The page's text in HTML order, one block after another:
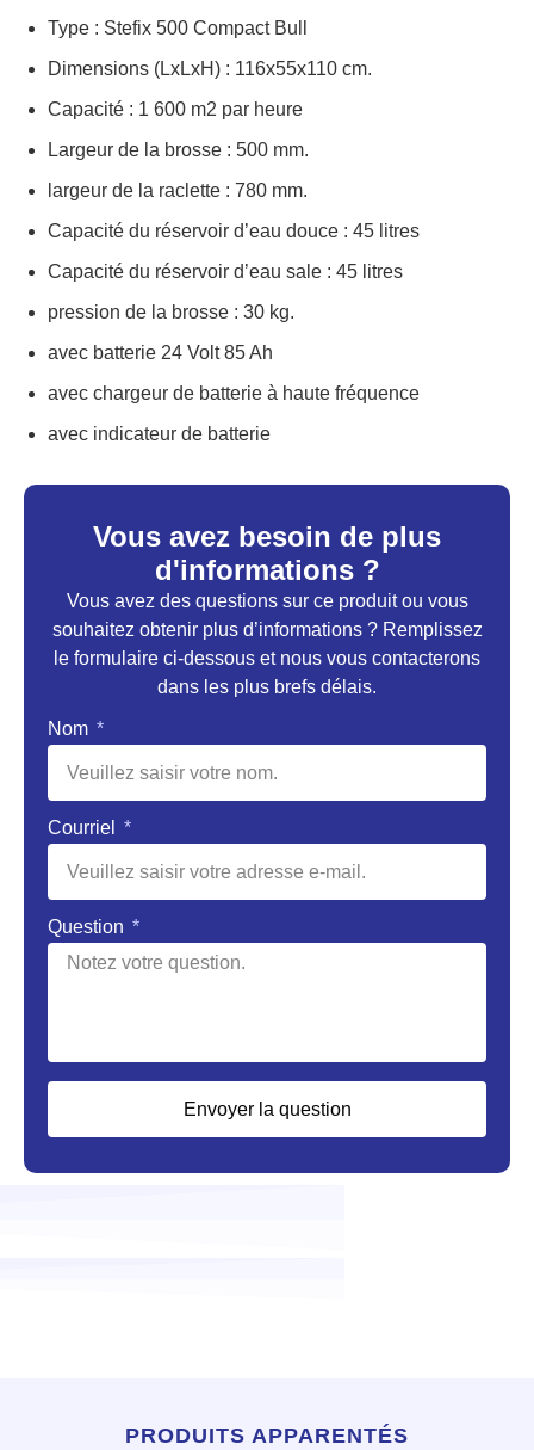
Vous avez besoin de plus
d'informations ?
Vous avez des questions sur ce produit ou vous
souhaitez obtenir plus d’informations ? Remplissez
le formulaire ci-dessous et nous vous contacterons
dans les plus brefs délais.
Nom
Courriel
Question
Envoyer la question
Type : Stefix 500 Compact Bull
Dimensions (LxLxH) : 116x55x110 cm.
Capacité : 1 600 m2 par heure
Largeur de la brosse : 500 mm.
largeur de la raclette : 780 mm.
Capacité du réservoir d’eau douce : 45 litres
Capacité du réservoir d’eau sale : 45 litres
pression de la brosse : 30 kg.
avec batterie 24 Volt 85 Ah
avec chargeur de batterie à haute fréquence
avec indicateur de batterie
PRODUITS APPARENTÉS